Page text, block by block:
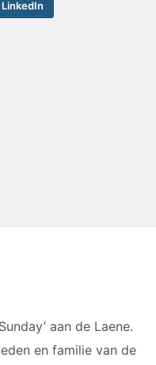
LinkedIn
aan de Laene.
en familie van de